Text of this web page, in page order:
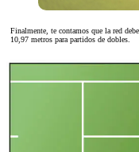
Finalmente, te contamos que la red
10,97 metros para partidos de dobles.